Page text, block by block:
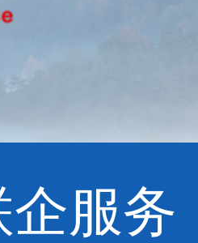
企服务